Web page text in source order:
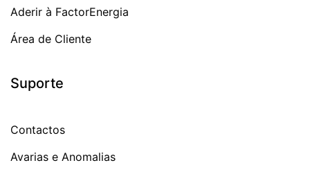
Aderir à FactorEnergia
Área de Cliente
Suporte
Contactos
Avarias e Anomalias